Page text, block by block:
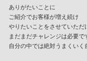
ありがたいことに
ご紹介でお客様が増え続け
やりたいことをさせていただ
まだまだチャレンジは必要で
自分の中では絶対うまくいく